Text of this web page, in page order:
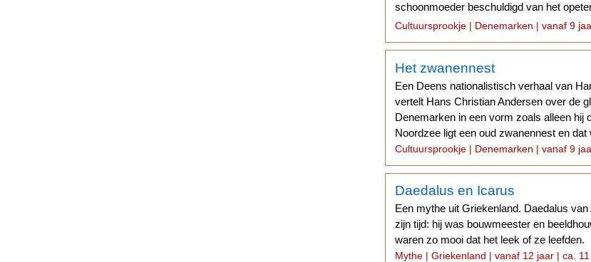
schoonmoeder beschuldigd van het
hiervandaan...
Cultuursprookje | Denemarken | vanaf 9
Het zwanennest
Een Deens nationalistisch verhaal van
vertelt Hans Christian Andersen over de
Denemarken in een vorm zoals alleen hij
Noordzee ligt een oud zwanennest en
Cultuursprookje | Denemarken | vanaf 9
Daedalus en Icarus
Een mythe uit Griekenland. Daedalus
zijn tijd: hij was bouwmeester en
waren zo mooi dat het leek of ze leefden.
Mythe | Griekenland | vanaf 12 jaar | ca. 11